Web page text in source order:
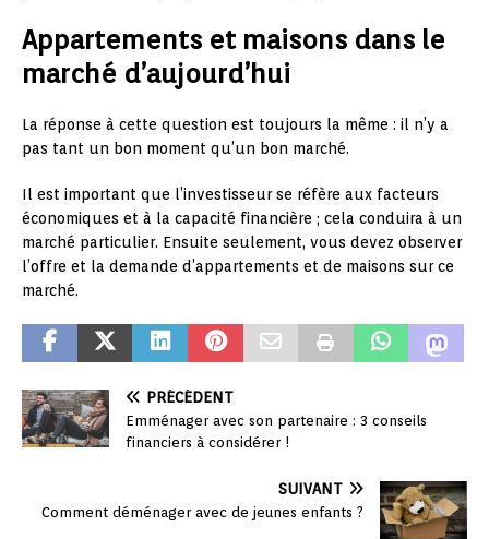
Appartements et maisons dans le
marché d’aujourd’hui
La réponse à cette question est toujours la même : il n’y a
pas tant un bon moment qu’un bon marché.
Il est important que l’investisseur se réfère aux facteurs
économiques et à la capacité financière ; cela conduira à un
marché particulier. Ensuite seulement, vous devez observer
l’offre et la demande d’appartements et de maisons sur ce
marché.
PRÉCÉDENT
Emménager avec son partenaire : 3 conseils
financiers à considérer !
SUIVANT
Comment déménager avec de jeunes enfants ?